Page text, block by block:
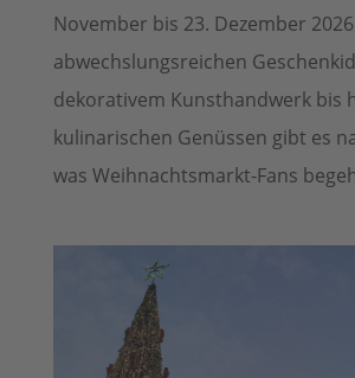
November bis 23. Dezember
abwechslungsreichen
dekorativem Kunsthandwerk bis
kulinarischen Genüssen gibt es
was Weihnachtsmarkt-Fans